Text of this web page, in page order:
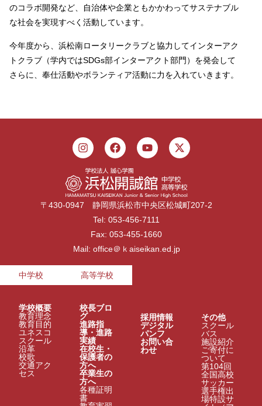
のコラボ開発など、自治体や企業ともかかわってサステナブル
な社会を実現すべく活動しています。
今年度から、浜松南ロータリークラブと協力してインターアク
トクラブ（学内ではSDGs部インターアクト部門）を発会して
さらに、奉仕活動やボランティア活動に力を入れていきます。
〒430-0947 静岡県浜松市中央区松城町207-2
Tel: 053-456-7111
Fax: 053-455-1660
Mail: office＠ｋaiseikan.ed.jp
中学校 高等学校
学校概要
教育理念
教育目的
ユネスコ
スクール
沿革
校歌
交通アク
セス
校長ブロ
グ
進路指
導・進路
実績
在校生・
保護者の
方へ
卒業生の
方へ
各種証明
書
採用情報
デジタル
パンフ
お問い合
わせ
その他
スクール
バス
施設紹介
ご寄付に
ついて
第104回
全国高校
サッカー
選手権出
場特設サ